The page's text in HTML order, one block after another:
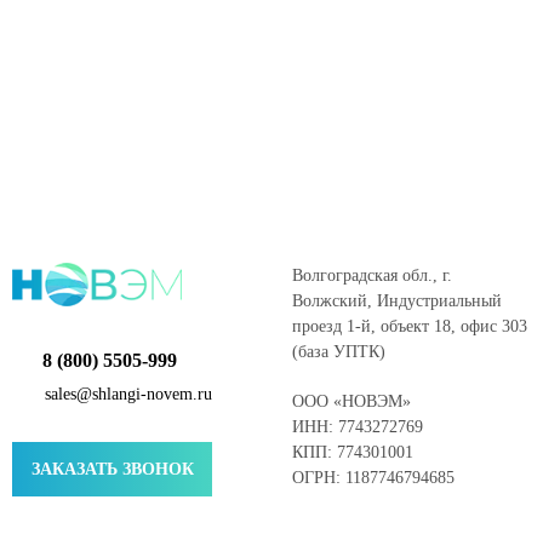
8 (800) 5505-999
sales@shlangi-novem.ru
ЗАКАЗАТЬ ЗВОНОК
Волгоградская обл., г.
Волжский, Индустриальный
проезд 1-й, объект 18, офис 303
(база УПТК)
ООО «НОВЭМ»
ИНН: 7743272769
КПП: 774301001
ОГРН: 1187746794685